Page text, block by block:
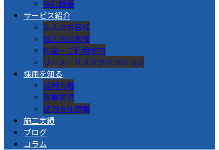
会社概要
サービス紹介
法人のお客様
個人のお客様
料金・ご利用案内
リース・サブスクリプション
採用を知る
採用情報
募集要項
協力会社募集
施工実績
ブログ
コラム